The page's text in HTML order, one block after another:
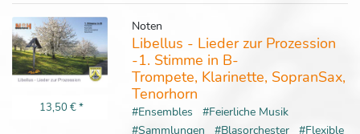
13,50 €*
Noten
Libellus - Lieder zur Prozession
-1. Stimme in B-
Trompete, Klarinette, SopranSax,
Tenorhorn
#Ensembles
#Feierliche Musik
#Sammlungen
#Blasorchester #Flexible